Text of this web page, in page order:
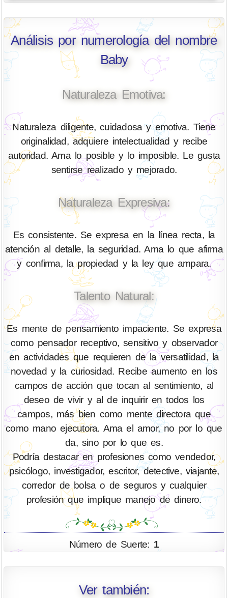
Análisis por numerología del nombre
Baby
Naturaleza Emotiva:
Naturaleza diligente, cuidadosa y emotiva. Tiene
originalidad, adquiere intelectualidad y recibe
autoridad. Ama lo posible y lo imposible. Le gusta
sentirse realizado y mejorado.
Naturaleza Expresiva:
Es consistente. Se expresa en la línea recta, la
atención al detalle, la seguridad. Ama lo que afirma
y confirma, la propiedad y la ley que ampara.
Talento Natural:
Es mente de pensamiento impaciente. Se expresa
como pensador receptivo, sensitivo y observador
en actividades que requieren de la versatilidad, la
novedad y la curiosidad. Recibe aumento en los
campos de acción que tocan al sentimiento, al
deseo de vivir y al de inquirir en todos los
campos, más bien como mente directora que
como mano ejecutora. Ama el amor, no por lo que
da, sino por lo que es.
Podría destacar en profesiones como vendedor,
psicólogo, investigador, escritor, detective, viajante,
corredor de bolsa o de seguros y cualquier
profesión que implique manejo de dinero.
Número de Suerte: 1
Ver también: